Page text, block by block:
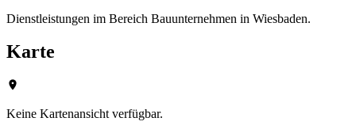
Dienstleistungen im Bereich Bauunternehmen in Wiesbaden.
Karte
Keine Kartenansicht verfügbar.